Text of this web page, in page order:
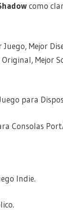
como
Juego, Mejor
Mejor
para
Consolas
Indie.